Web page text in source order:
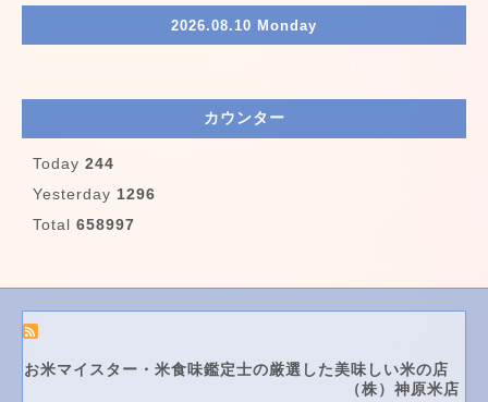
2026.08.10 Monday
カウンター
Today 244
Yesterday 1296
Total 658997
お米マイスター・米食味鑑定士の厳選した美味しい米の店
（株）神原米店